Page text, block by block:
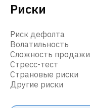
Риски
Риск дефолта
Волатильность
Сложность продажи
Стресс-тест
Страновые риски
Другие риски